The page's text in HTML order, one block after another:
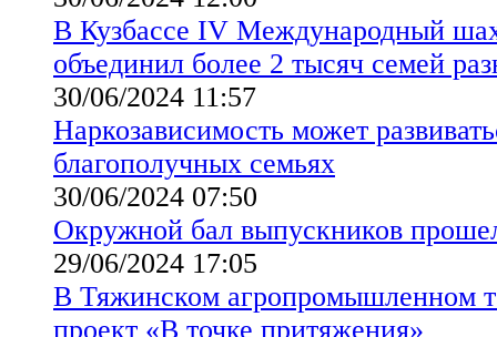
В Кузбассе IV Международный
объединил более 2 тысяч семей
30/06/2024 11:57
Наркозависимость может
благополучных семьях
30/06/2024 07:50
Окружной бал выпускников
29/06/2024 17:05
В Тяжинском агропромышленном
проект «В точке притяжения»